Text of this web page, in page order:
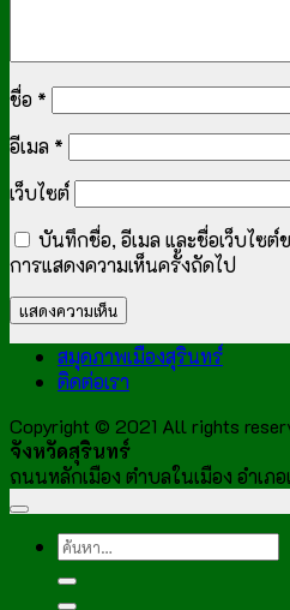
ชื่อ *
อีเมล *
เว็บไซต์
บันทึกชื่อ, อีเมล และชื่อเว็บไซ
การแสดงความเห็นครั้งถัดไป
สมุดภาพเมืองสุรินทร์
ติดต่อเรา
Copyright © 2021 All rights
จังหวัดสุรินทร์
ถนนหลักเมือง ตำบลในเมือง อำเภ